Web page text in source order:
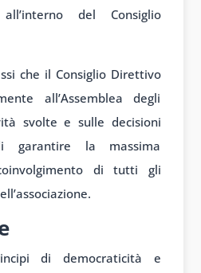
del Consiglio
che il Consiglio Direttivo
all’Assemblea degli
svolte e sulle decisioni
la massima
di tutti gli
di democraticità e